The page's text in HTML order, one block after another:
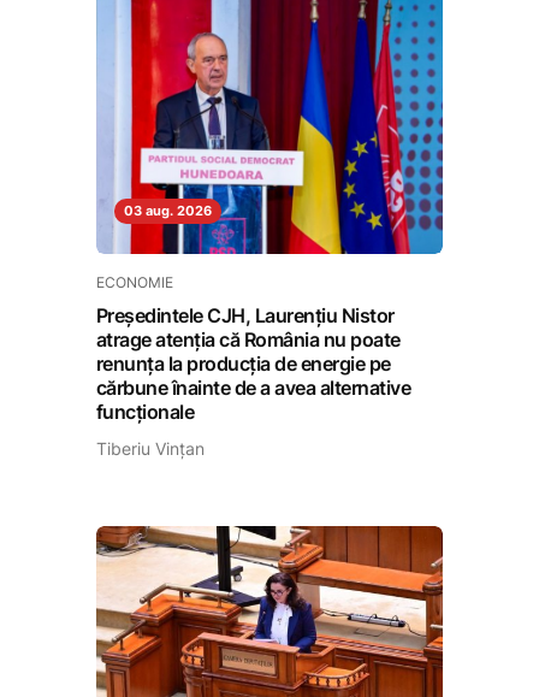
03 aug. 2026
ECONOMIE
Președintele CJH, Laurențiu Nistor
atrage atenția că România nu poate
renunța la producția de energie pe
cărbune înainte de a avea alternative
funcționale
Tiberiu Vințan